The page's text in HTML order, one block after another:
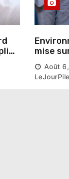
mise
les sols
Août
LeJourPile